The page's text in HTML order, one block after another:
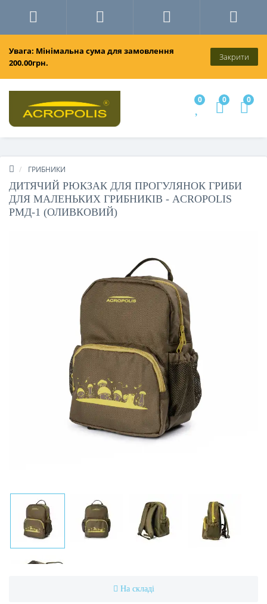
Увага: Мінімальна сума для замовлення
200.00грн.
Закрити
0 0 0
ГРИБНИКИ
ДИТЯЧИЙ РЮКЗАК ДЛЯ ПРОГУЛЯНОК ГРИБИ
ДЛЯ МАЛЕНЬКИХ ГРИБНИКІВ - ACROPOLIS
РМД-1 (ОЛИВКОВИЙ)
На складі